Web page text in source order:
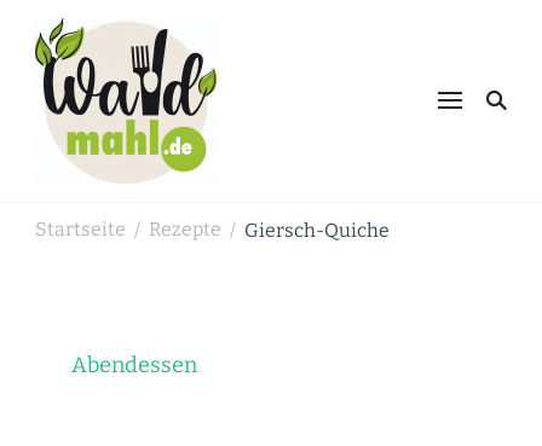
Schnabulieren, was die Natur einem
Startseite / Rezepte / Giersch-Quiche
Abendessen